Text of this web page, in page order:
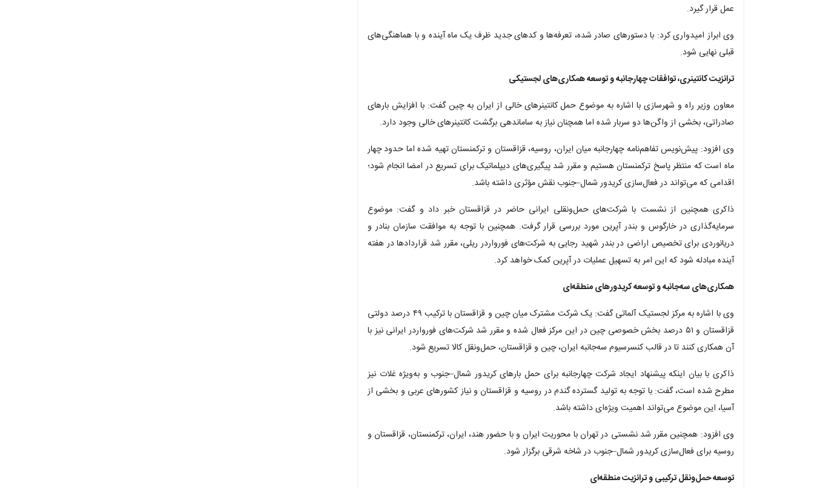
عمل قرار گیرد.
وی ابراز امیدواری کرد: با دستورهای صادر شده، تعرفه‌ها و کدهای جدید ظرف یک ماه آینده و با هماهنگی‌های
قبلی نهایی شود.
ترانزیت کانتینری، توافقات چهارجانبه و توسعه همکاری‌های لجستیکی
معاون وزیر راه و شهرسازی با اشاره به موضوع حمل کانتینرهای خالی از ایران به چین گفت: با افزایش بارهای
صادراتی، بخشی از واگن‌ها دو سربار شده اما همچنان نیاز به ساماندهی برگشت کانتینرهای خالی وجود دارد.
وی افزود: پیش‌نویس تفاهم‌نامه چهارجانبه میان ایران، روسیه، قزاقستان و ترکمنستان تهیه شده اما حدود چهار
ماه است که منتظر پاسخ ترکمنستان هستیم و مقرر شد پیگیری‌های دیپلماتیک برای تسریع در امضا انجام شود؛
اقدامی که می‌تواند در فعال‌سازی کریدور شمال–جنوب نقش مؤثری داشته باشد.
ذاکری همچنین از نشست با شرکت‌های حمل‌ونقلی ایرانی حاضر در قزاقستان خبر داد و گفت: موضوع
سرمایه‌گذاری در خارگوس و بندر آپرین مورد بررسی قرار گرفت. همچنین با توجه به موافقت سازمان بنادر و
دریانوردی برای تخصیص اراضی در بندر شهید رجایی به شرکت‌های فورواردر ریلی، مقرر شد قراردادها در هفته
آینده مبادله شود که این امر به تسهیل عملیات در آپرین کمک خواهد کرد.
همکاری‌های سه‌جانبه و توسعه کریدورهای منطقه‌ای
وی با اشاره به مرکز لجستیک آلماتی گفت: یک شرکت مشترک میان چین و قزاقستان با ترکیب ۴۹ درصد دولتی
قزاقستان و ۵۱ درصد بخش خصوصی چین در این مرکز فعال شده و مقرر شد شرکت‌های فورواردر ایرانی نیز با
آن همکاری کنند تا در قالب کنسرسیوم سه‌جانبه ایران، چین و قزاقستان، حمل‌ونقل کالا تسریع شود.
ذاکری با بیان اینکه پیشنهاد ایجاد شرکت چهارجانبه برای حمل بارهای کریدور شمال–جنوب و به‌ویژه غلات نیز
مطرح شده است، گفت: با توجه به تولید گسترده گندم در روسیه و قزاقستان و نیاز کشورهای عربی و بخشی از
آسیا، این موضوع می‌تواند اهمیت ویژه‌ای داشته باشد.
وی افزود: همچنین مقرر شد نشستی در تهران با محوریت ایران و با حضور هند، ایران، ترکمنستان، قزاقستان و
روسیه برای فعال‌سازی کریدور شمال–جنوب در شاخه شرقی برگزار شود.
توسعه حمل‌ونقل ترکیبی و ترانزیت منطقه‌ای